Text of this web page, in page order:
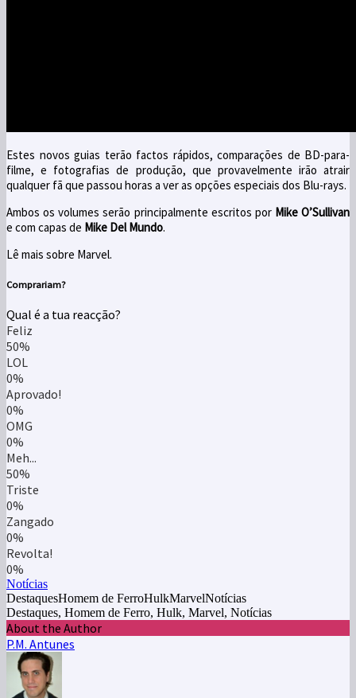
Estes novos guias terão factos rápidos, comparações de BD-para-
filme, e fotografias de produção, que provavelmente irão atrair
qualquer fã que passou horas a ver as opções especiais dos Blu-rays.
Ambos os volumes serão principalmente escritos por Mike O’Sullivan
e com capas de Mike Del Mundo.
Lê mais sobre Marvel.
Comprariam?
Qual é a tua reacção?
Feliz
50%
LOL
0%
Aprovado!
0%
OMG
0%
Meh...
50%
Triste
0%
Zangado
0%
Revolta!
0%
Notícias
DestaquesHomem de FerroHulkMarvelNotícias
Destaques, Homem de Ferro, Hulk, Marvel, Notícias
About the Author
P.M. Antunes